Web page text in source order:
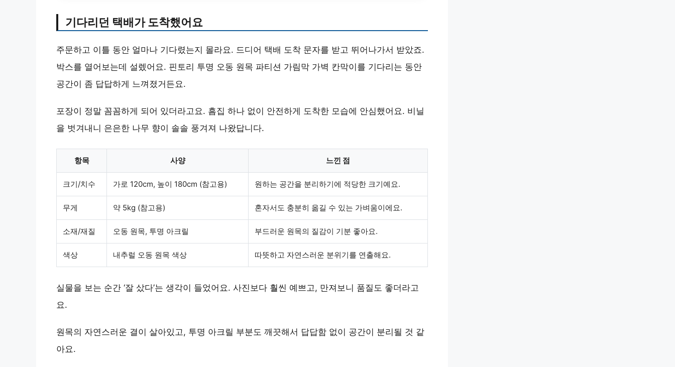
기다리던 택배가 도착했어요
주문하고 이틀 동안 얼마나 기다렸는지 몰라요. 드디어 택배 도착 문자를 받고 뛰어나가서 받았죠.
박스를 열어보는데 설렜어요. 핀토리 투명 오동 원목 파티션 가림막 가벽 칸막이를 기다리는 동안
공간이 좀 답답하게 느껴졌거든요.
포장이 정말 꼼꼼하게 되어 있더라고요. 흠집 하나 없이 안전하게 도착한 모습에 안심했어요. 비닐
을 벗겨내니 은은한 나무 향이 솔솔 풍겨져 나왔답니다.
항목 사양 느낀 점
크기/치수 가로 120cm, 높이 180cm (참고용) 원하는 공간을 분리하기에 적당한 크기예요.
무게 약 5kg (참고용) 혼자서도 충분히 옮길 수 있는 가벼움이에요.
소재/재질 오동 원목, 투명 아크릴 부드러운 원목의 질감이 기분 좋아요.
색상 내추럴 오동 원목 색상 따뜻하고 자연스러운 분위기를 연출해요.
실물을 보는 순간 ‘잘 샀다’는 생각이 들었어요. 사진보다 훨씬 예쁘고, 만져보니 품질도 좋더라고
요.
원목의 자연스러운 결이 살아있고, 투명 아크릴 부분도 깨끗해서 답답함 없이 공간이 분리될 것 같
아요.